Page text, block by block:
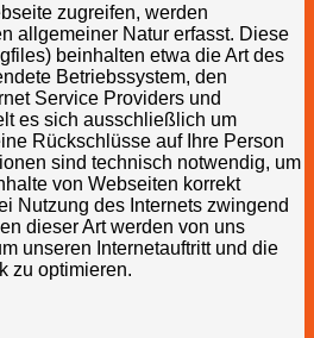
zugreifen, werden
allgemeiner Natur erfasst. Diese
beinhalten etwa die Art des
Betriebssystem, den
Service Providers und
es sich ausschließlich um
Rückschlüsse auf Ihre Person
sind technisch notwendig, um
von Webseiten korrekt
Nutzung des Internets zwingend
dieser Art werden von uns
unseren Internetauftritt und die
zu optimieren.